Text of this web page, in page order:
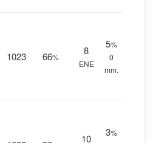
1023 66%
8
ENE
5%
0
mm.
10
3%